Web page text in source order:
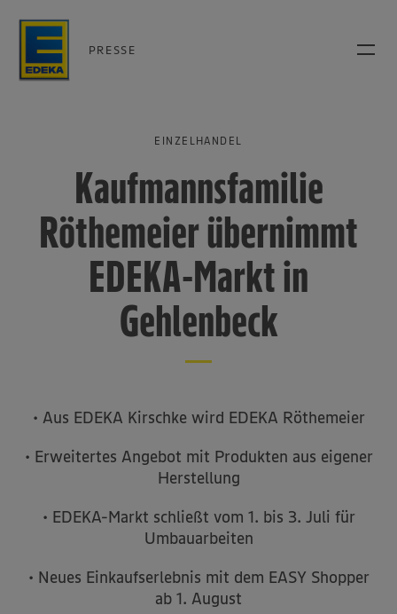
PRESSE
EINZELHANDEL
Kaufmannsfamilie
Röthemeier übernimmt
EDEKA-Markt in
Gehlenbeck
• Aus EDEKA Kirschke wird EDEKA Röthemeier
• Erweitertes Angebot mit Produkten aus eigener
Herstellung
• EDEKA-Markt schließt vom 1. bis 3. Juli für
Umbauarbeiten
• Neues Einkaufserlebnis mit dem EASY Shopper
ab 1. August